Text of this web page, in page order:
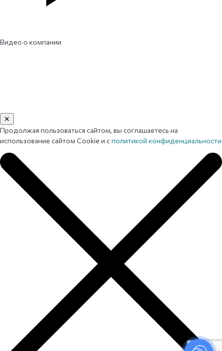
Видео о компании
✕
Продолжая пользоваться сайтом, вы соглашаетесь на
использование сайтом Cookie и сполитикой конфиденциальности